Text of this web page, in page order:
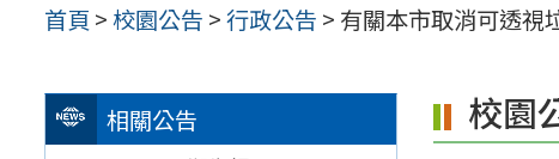
首頁 >校園公告 >行政公告 > 有關本市取消可透視
相關公告 校園